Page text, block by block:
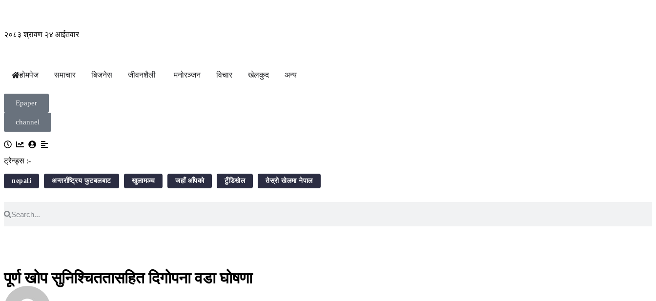
२०८३ श्रावण २४ आईतवार
होमपेज समाचार बिजनेस जीवनशैली मनोरञ्जन विचार खेलकुद अन्य
Epaper
channel
ट्रेन्ड्स :-
nepali अन्तर्राष्ट्रिय फुटबलबाट खुलामञ्च जहाँ आँपको टुँडिखेल तेस्रो खेलमा नेपाल
पूर्ण खोप सुनिश्चिततासहित दिगोपना वडा घोषणा